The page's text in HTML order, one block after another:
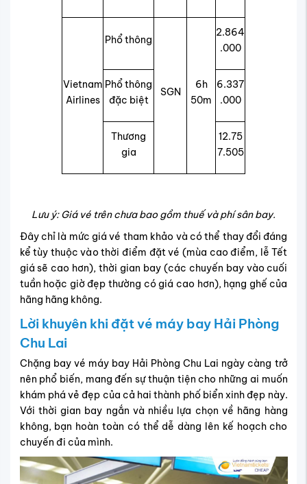
Vietnam
Airlines
Phổ thông
SGN
6h
50m
2.864
.000
Phổ thông
đặc biệt
6.337
.000
Thương
gia
12.75
7.505
Lưu ý: Giá vé trên chưa bao gồm thuế và phí sân bay.
Đây chỉ là mức giá vé tham khảo và có thể thay đổi đáng
kể tùy thuộc vào thời điểm đặt vé (mùa cao điểm, lễ Tết
giá sẽ cao hơn), thời gian bay (các chuyến bay vào cuối
tuần hoặc giờ đẹp thường có giá cao hơn), hạng ghế của
hãng hãng không.
Lời khuyên khi đặt vé máy bay Hải Phòng
Chu Lai
Chặng bay vé máy bay Hải Phòng Chu Lai ngày càng trở
nên phổ biến, mang đến sự thuận tiện cho những ai muốn
khám phá vẻ đẹp của cả hai thành phố biển xinh đẹp này.
Với thời gian bay ngắn và nhiều lựa chọn về hãng hàng
không, bạn hoàn toàn có thể dễ dàng lên kế hoạch cho
chuyến đi của mình.